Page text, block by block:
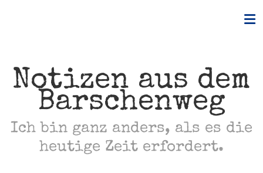
Notizen aus dem
Barschenweg
Ich bin ganz anders, als es die
heutige Zeit erfordert.